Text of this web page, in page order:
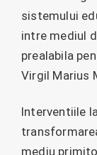
sistemului
intre mediul
prealabila
Virgil Marius
Interventiile
mediu